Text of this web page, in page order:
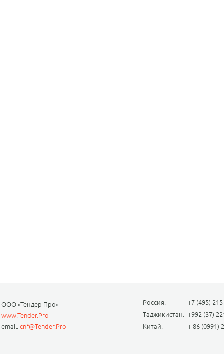
ООО «Тендер Про»
www.Tender.Pro
email:cnf@Tender.Pro
Россия:
+7 (495)
Таджикистан: +992 (37)
Китай:
+ 86 (0991)